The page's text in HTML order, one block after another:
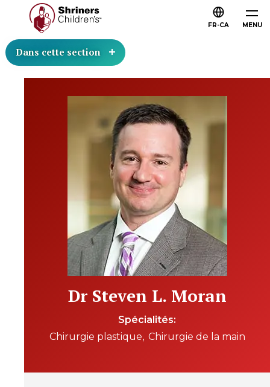
MENU
FR-CA
Dans cette section
Dr Steven L. Moran
Spécialités
Chirurgie plastique Chirurgie de la main